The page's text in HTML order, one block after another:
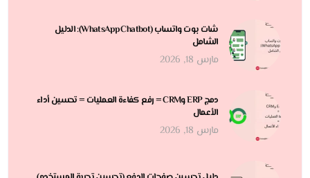
شات بوت واتساب (WhatsApp Chatbot): الدليل
الشامل
مارس 18, 2026
دمج ERP وCRM = رفع كفاءة العمليات = تحسين أداء
الأعمال
مارس 18, 2026